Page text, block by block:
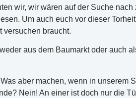
wir, wir wären auf der Suche
Um auch euch vor dieser
versuchen braucht.
aus dem Baumarkt oder auch
aber machen, wenn in unserem
Nein! An einer ist doch nur die